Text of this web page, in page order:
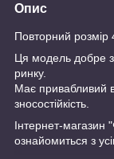
Опис
Повторний розмір
Ця модель добре
ринку.
Має привабливий
зносостійкість.
Інтернет-
ознайомиться з